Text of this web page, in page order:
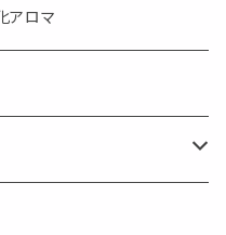
シリーズ
アロマ